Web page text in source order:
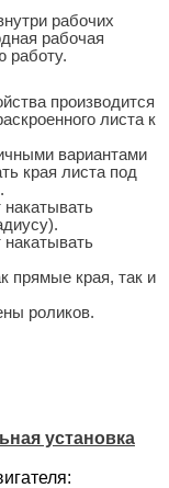
рабочих
рабочая
работу.
производится
листа к
вариантами
края листа под
прямые края, так и
роликов.
установка